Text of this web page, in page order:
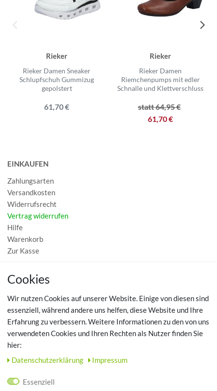
Rieker
Rieker Damen Sneaker
Schlupfschuh Gummizug
gepolstert
61,70 €
Rieker
Rieker Damen
Riemchenpumps mit edler
Schnalle und Klettverschluss
statt 64,95 €
61,70 €
EINKAUFEN
Zahlungsarten
Versandkosten
Widerrufsrecht
Vertrag widerrufen
Hilfe
Warenkorb
Zur Kasse
MEIN KONTO
TOP SCHUHTHEMEN
Hausschuhe - Bequeme Schuhe für zuhause
Cookies
Wir nutzen Cookies auf unserer Website. Einige von diesen sind
essenziell, während andere uns helfen, diese Website und Ihre
Erfahrung zu verbessern. Weitere Informationen zu den von uns
verwendeten Cookies und Ihren Rechten als Nutzer finden Sie
hier:
Daten­schutz­erklärung
Impressum
Essenziell